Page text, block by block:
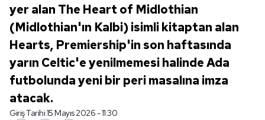
yer alan The Heart of Midlothian
(Midlothian'ın Kalbi) isimli kitaptan alan
Hearts, Premiership'in son haftasında
yarın Celtic'e yenilmemesi halinde Ada
futbolunda yeni bir peri masalına imza
atacak.
Giriş Tarihi:15 Mayıs 2026 - 11:30